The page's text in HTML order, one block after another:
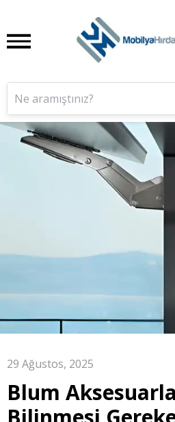
29 Ağustos, 2025
Blum